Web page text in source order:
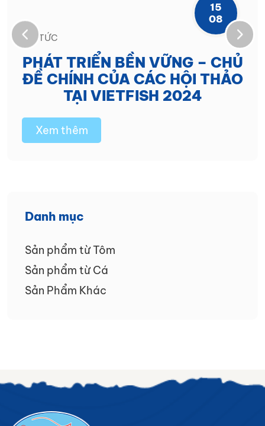
15
08
TIN TỨC
PHÁT TRIỂN BỀN VỮNG – CHỦ
ĐỀ CHÍNH CỦA CÁC HỘI THẢO
TẠI VIETFISH 2024
Xem thêm
Danh mục
Sản phẩm từ Tôm
Sản phẩm từ Cá
Sản Phẩm Khác